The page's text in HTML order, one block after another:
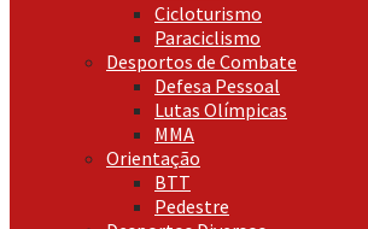
Cicloturismo
Paraciclismo
Desportos de Combate
Defesa Pessoal
Lutas Olímpicas
MMA
Orientação
BTT
Pedestre